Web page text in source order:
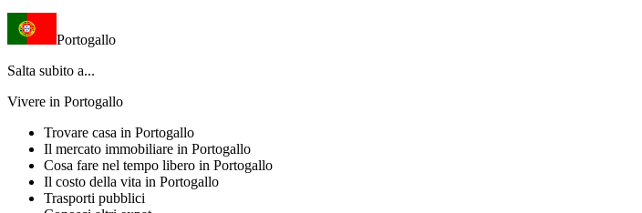
Portogallo
Salta subito a...
Vivere in Portogallo
Trovare casa in Portogallo
Il mercato immobiliare in Portogallo
Cosa fare nel tempo libero in Portogallo
Il costo della vita in Portogallo
Trasporti pubblici